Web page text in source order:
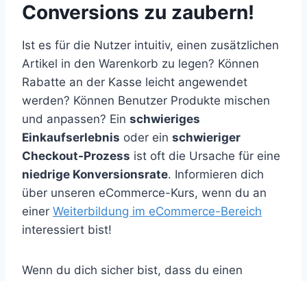
Conversions zu zaubern!
Ist es für die Nutzer intuitiv, einen zusätzlichen
Artikel in den Warenkorb zu legen? Können
Rabatte an der Kasse leicht angewendet
werden? Können Benutzer Produkte mischen
und anpassen? Ein schwieriges
Einkaufserlebnis oder ein schwieriger
Checkout-Prozess ist oft die Ursache für eine
niedrige Konversionsrate. Informieren dich
über unseren eCommerce-Kurs, wenn du an
einer Weiterbildung im eCommerce-Bereich
interessiert bist!
Wenn du dich sicher bist, dass du einen